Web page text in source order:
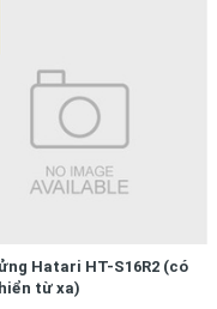
Gali GL-1142
220V/50Hz
42L
Hatari HT-S16R2 (có
từ xa)